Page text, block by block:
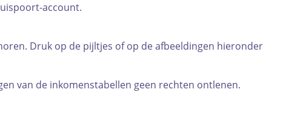
account.
Druk op de pijltjes of op de afbeeldingen hieronder
van de inkomenstabellen geen rechten ontlenen.